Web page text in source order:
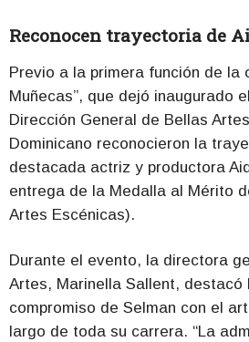
Reconocen trayectoria de
Previo a la primera función de la
Muñecas”, que dejó inaugurado
Dirección General de Bellas
Dominicano reconocieron la
destacada actriz y productora
entrega de la Medalla al Mérito
Artes Escénicas).
Durante el evento, la directora
Artes, Marinella Sallent, destacó
compromiso de Selman con el
largo de toda su carrera. “La